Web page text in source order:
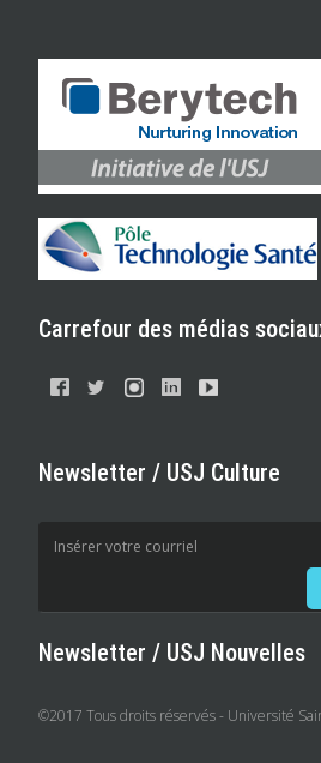
Carrefour des médias
Newsletter / USJ Culture
Newsletter / USJ Nouvelles
©2017 Tous droits réservés - Université